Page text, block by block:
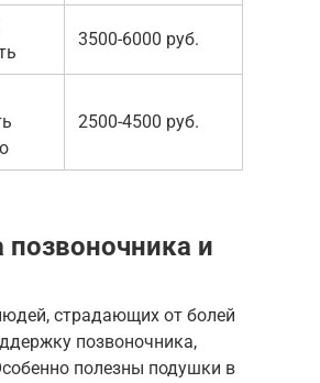
3500-6000 руб.
2500-4500 руб.
и
страдающих от болей
позвоночника,
полезны подушки в